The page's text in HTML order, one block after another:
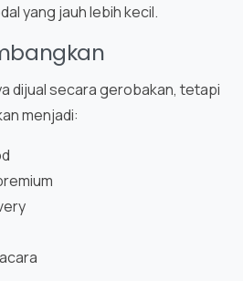
yang jauh lebih kecil.
dijual secara gerobakan, tetapi
menjadi: